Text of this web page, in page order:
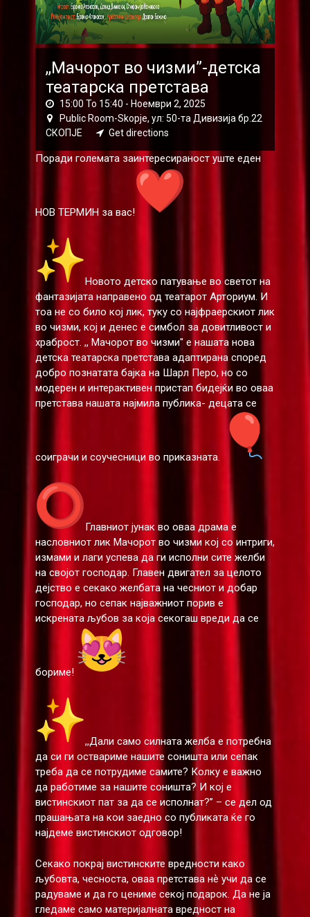
,,Мачорот во чизми”-детска
театарска претстава
15:00 To 15:40 - Ноември 2, 2025
Public Room-Skopje, ул: 50-та Дивизија бр.22
СКОПЈЕ
Get directions
Поради големата заинтересираност уште еден
НОВ ТЕРМИН за вас!
Новото детско патување во светот на
фантазијата направено од театарот Арториум. И
тоа не со било кој лик, туку со најфраерскиот лик
во чизми, кој и денес е симбол за довитливост и
храброст. ,, Мачорот во чизми'' е нашата нова
детска театарска претстава адаптирана според
добро познатата бајка на Шарл Перо, но со
модерен и интерактивен пристап бидејќи во оваа
претстава нашата најмила публика- децата се
соиграчи и соучесници во приказната.
Главниот јунак во оваа драма е
насловниот лик Мачорот во чизми кој со интриги,
измами и лаги успева да ги исполни сите желби
на својот господар. Главен двигател за целото
дејство е секако желбата на чесниот и добар
господар, но сепак најважниот порив е
искрената љубов за која секогаш вреди да се
бориме!
,,Дали само силната желба е потребна
да си ги оствариме нашите соништа или сепак
треба да се потрудиме самите? Колку е важно
да работиме за нашите соништа? И кој е
вистинскиот пат за да се исполнат?’’ – се дел од
прашањата на кои заедно со публиката ќе го
најдеме вистинскиот одговор!
Секако покрај вистинските вредности како
љубовта, чесноста, оваа претстава нѐ учи да се
радуваме и да го цениме секој подарок. Да не ја
гледаме само материјалната вредност на